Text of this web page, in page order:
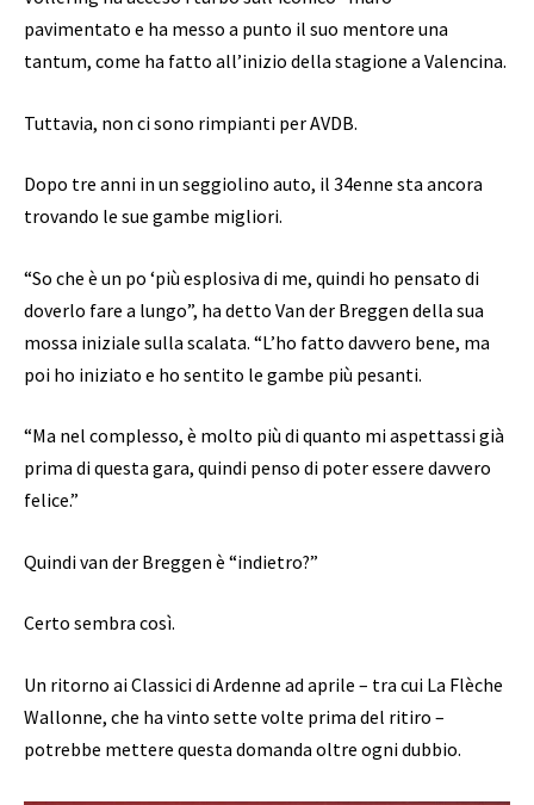
pavimentato e ha messo a punto il suo mentore una
tantum, come ha fatto all’inizio della stagione a Valencina.
Tuttavia, non ci sono rimpianti per AVDB.
Dopo tre anni in un seggiolino auto, il 34enne sta ancora
trovando le sue gambe migliori.
“So che è un po ‘più esplosiva di me, quindi ho pensato di
doverlo fare a lungo”, ha detto Van der Breggen della sua
mossa iniziale sulla scalata. “L’ho fatto davvero bene, ma
poi ho iniziato e ho sentito le gambe più pesanti.
“Ma nel complesso, è molto più di quanto mi aspettassi già
prima di questa gara, quindi penso di poter essere davvero
felice.”
Quindi van der Breggen è “indietro?”
Certo sembra così.
Un ritorno ai Classici di Ardenne ad aprile – tra cui La Flèche
Wallonne, che ha vinto sette volte prima del ritiro –
potrebbe mettere questa domanda oltre ogni dubbio.